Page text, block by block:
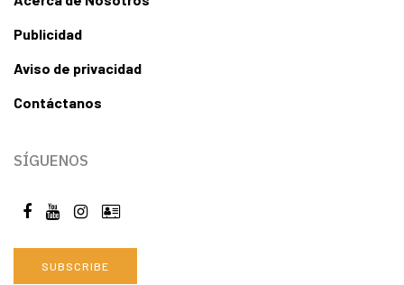
Publicidad
Aviso de privacidad
Contáctanos
SÍGUENOS
SUBSCRIBE